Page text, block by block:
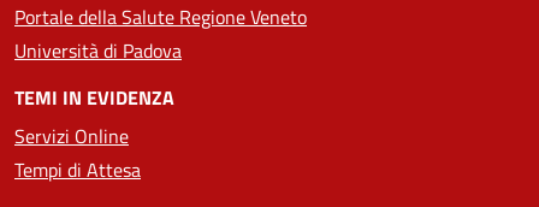
Portale della Salute Regione Veneto
Università di Padova
TEMI IN EVIDENZA
Servizi Online
Tempi di Attesa